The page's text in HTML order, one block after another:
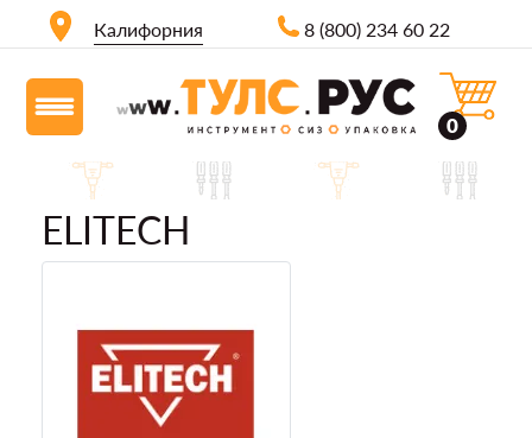
Калифорния 8 (800) 234 60 22
0
ELITECH